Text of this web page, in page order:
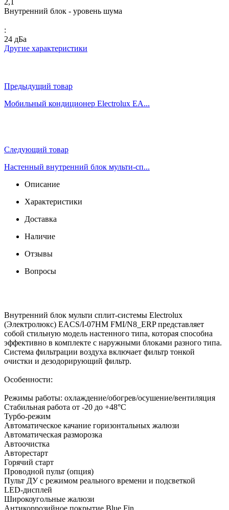
2,1
Внутренний блок - уровень шума
:
24 дБа
Другие характеристики
Предыдущий товар
Мобильный кондиционер Electrolux EA...
Следующий товар
Настенный внутренний блок мульти-сп...
Описание
Характеристики
Доставка
Наличие
Отзывы
Вопросы
Внутренний блок мульти сплит-системы Electrolux
(Электролюкс) EACS/I-07HM FMI/N8_ERP представляет
собой стильную модель настенного типа, которая способна
эффективно в комплекте с наружными блоками разного типа.
Система фильтрации воздуха включает фильтр тонкой
очистки и дезодорирующий фильтр.
Особенности:
Режимы работы: охлаждение/обогрев/осушение/вентиляция
Стабильная работа от -20 до +48°С
Турбо-режим
Автоматическое качание горизонтальных жалюзи
Автоматическая разморозка
Автоочистка
Авторестарт
Горячий старт
Проводной пульт (опция)
Пульт ДУ с режимом реального времени и подсветкой
LED-дисплей
Широкоугольные жалюзи
Антикоррозийное покрытие Blue Fin